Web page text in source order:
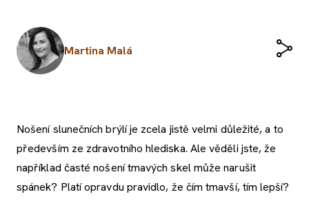
Martina Malá
Nošení slunečních brýlí je zcela jistě velmi důležité, a to
především ze zdravotního hlediska. Ale věděli jste, že
například časté nošení tmavých skel může narušit
spánek? Platí opravdu pravidlo, že čím tmavší, tím lepší?